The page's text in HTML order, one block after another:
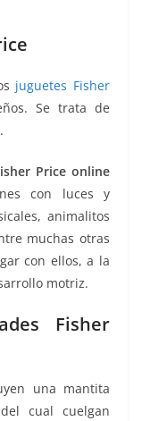
juguetes Fisher
Se trata de
Price online
con luces y
animalitos
muchas otras
con ellos, a la
motriz.
Fisher
una mantita
cual cuelgan